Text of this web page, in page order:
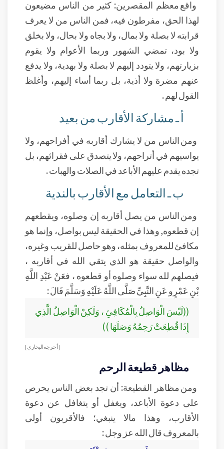
واقع معظم المقصرين: كثير من الناس مضيعون
لهذا الحق، مفرطون فيه، فمن الناس من لا يعرف
قرابته لا بصلة ولا بمال، ولا بجاه ولا بحال، ولا بخلق
ولا بود، تمضي الشهور وربما الأعوام ولا يقوم
بزيارتهم، ولا يتودد إليهم لا بصلة ولا بهدية، ولا يدفع
عنهم مضرة ولا أذية، بل ربما أساء إليهم، وأغلظ
القول لهم .
أ ـ مشاركة الأقارب من بعيد
ومن الناس من لا يشارك أقاربه في أفراحهم، ولا
يواسيهم في أتراحهم، ولا يتصدق على فقرائهم، بل
تجده يقدم عليهم الأباعد في الصلات والهبات .
ب ـ التعامل مع الأقارب بالندية
ومن الناس من يصل أقاربه إن وصلوه، ويقطعهم
إن قطعوه, وهذا في الحقيقة ليس بواصل، وإنما هو
مكافئ للمعروف بمثله، وهو حاصل للقريب وغيره،
والواصل حقيقة هو الذي يتقي الله في أقاربه ،
فيصلهم لله سواء وصلوه أو قطعوه ، فعَنْ عَبْدِ اللَّهِ
بْنِ عَمْرٍو عَنِ النَّبِيِّ صَلَّى اللَّهُ عَلَيْهِ وَسَلَّمَ قَالَ :
((لَيْسَ الْوَاصِلُ بِالْمُكَافِئِ ، وَلَكِنْ الْوَاصِلُ الَّذِي
إِذَا قُطِعَتْ رَحِمُهُ وَصَلَهَا ))
[أخرجه البخاري]
مظاهر قطيعة الرحم
ومن مظاهر القطيعة: أن تجد بعض الناس يحرص
على دعوة الأباعد، ويغفل أو يتغافل عن دعوة
الأقارب، وهذا مالا ينبغي؛ فالأقربون أولى
بالمعروف قال الله عز وجل :